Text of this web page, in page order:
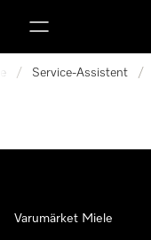
/ Service-Assistent /
Varumärket Miele